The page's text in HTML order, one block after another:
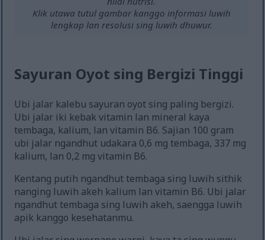
Klik utawa tutul gambar kanggo informasi luwih
lengkap lan resolusi sing luwih dhuwur.
Sayuran Oyot sing Bergizi Tinggi
Ubi jalar kalebu sayuran oyot sing paling bergizi.
Ubi jalar iki kebak vitamin lan mineral kaya
tembaga, kalium, lan vitamin B6. Sajian 100 gram
ubi jalar ngandhut udakara 0,6 mg tembaga, 337 mg
kalium, lan 0,2 mg vitamin B6.
Kentang putih ngandhut tembaga sing luwih sithik
nanging luwih akeh kalium lan vitamin B6. Ubi jalar
ngandhut tembaga sing luwih akeh, saengga luwih
apik kanggo kesehatanmu.